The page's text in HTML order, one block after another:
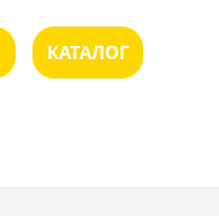
КАТАЛОГ